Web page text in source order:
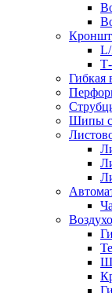
Гибкая
Шипы